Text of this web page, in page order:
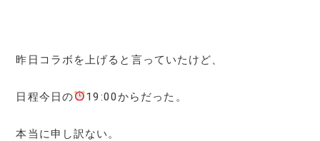
昨日コラボを上げると言っていたけど、
日程今日の 19:00からだった。
本当に申し訳ない。